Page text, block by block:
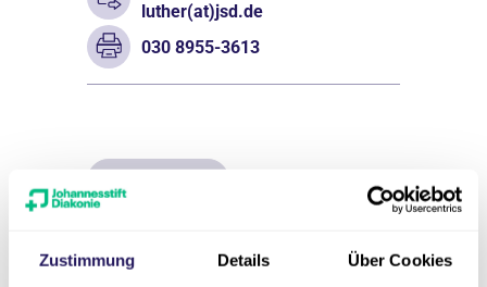
Zustimmung Details Über Cookies
luther(at)jsd.de
030 8955-3613